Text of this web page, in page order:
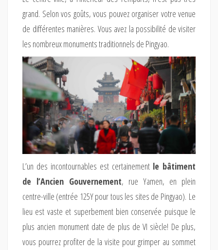
grand. Selon vos goûts, vous pouvez organiser votre venue
de différentes manières. Vous avez la possibilité de visiter
les nombreux monuments traditionnels de Pingyao.
L’un des incontournables est certainement le bâtiment
de l’Ancien Gouvernement, rue Yamen, en plein
centre-ville (entrée 125Y pour tous les sites de Pingyao). Le
lieu est vaste et superbement bien conservée puisque le
plus ancien monument date de plus de VI siècle! De plus,
vous pourrez profiter de la visite pour grimper au sommet